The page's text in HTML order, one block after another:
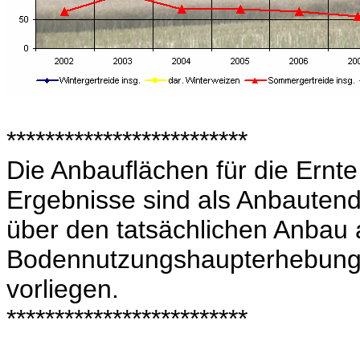
*************************
Die Anbauflächen für die
Ergebnisse sind als
über den tatsächlichen
vorliegen.
*************************